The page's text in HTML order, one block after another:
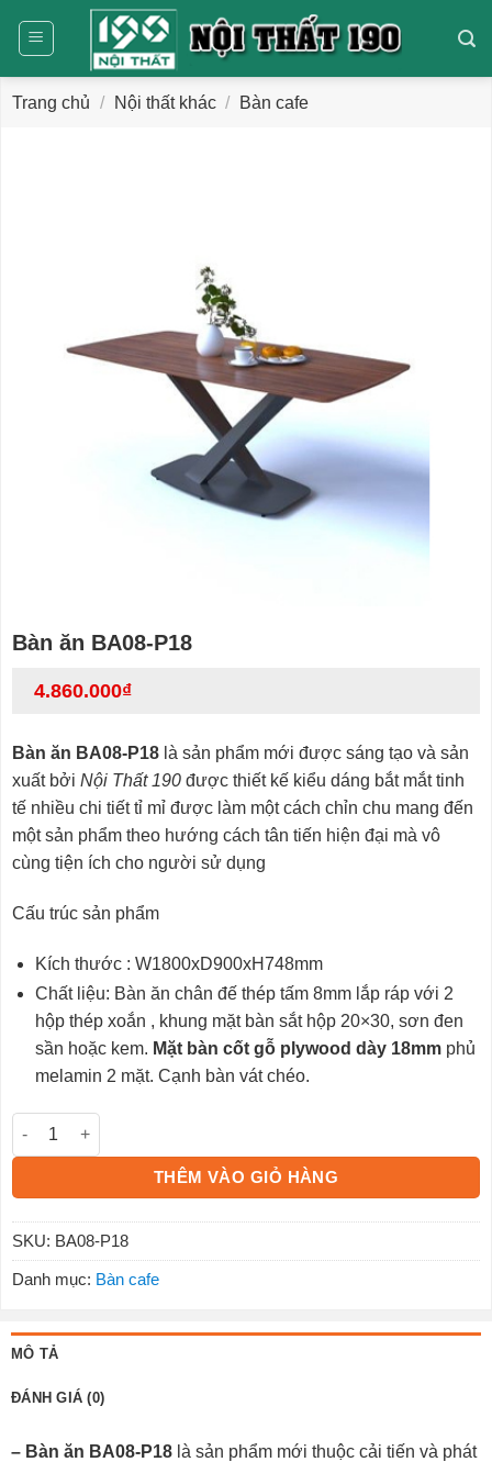
dung
Trang chủ / Nội thất khác / Bàn cafe
Bàn ăn BA08-P18
4.860.000₫
Bàn ăn BA08-P18 là sản phẩm mới được sáng tạo và sản
xuất bởi Nội Thất 190 được thiết kế kiểu dáng bắt mắt tinh
tế nhiều chi tiết tỉ mỉ được làm một cách chỉn chu mang đến
một sản phẩm theo hướng cách tân tiến hiện đại mà vô
cùng tiện ích cho người sử dụng
Cấu trúc sản phẩm
Kích thước : W1800xD900xH748mm
Chất liệu: Bàn ăn chân đế thép tấm 8mm lắp ráp với 2
hộp thép xoắn , khung mặt bàn sắt hộp 20×30, sơn đen
sần hoặc kem. Mặt bàn cốt gỗ plywood dày 18mmphủ
melamin 2 mặt. Cạnh bàn vát chéo.
Bàn ăn BA08-P18 số lượng
THÊM VÀO GIỎ HÀNG
SKU: BA08-P18
Danh mục: Bàn cafe
MÔ TẢ
ĐÁNH GIÁ (0)
– Bàn ăn BA08-P18 là sản phẩm mới thuộc cải tiến và phát